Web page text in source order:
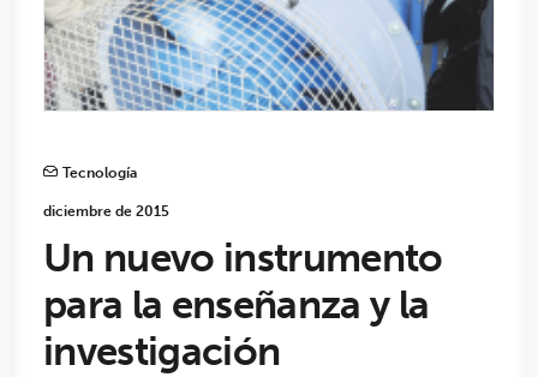
Tecnología
diciembre de 2015
Un nuevo instrumento
para la enseñanza y la
investigación